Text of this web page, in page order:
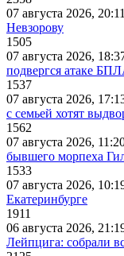
07 августа 2026, 20:11
Невзорову
1505
07 августа 2026,
подвергся атаке
1537
07 августа 2026,
с семьей хотят
1562
07 августа 2026,
бывшего морпеха
1533
07 августа 2026,
Екатеринбурге
1911
06 августа 2026,
Лейпцига: собрали